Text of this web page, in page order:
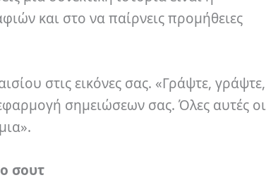
και στο να παίρνεις προμήθειες
στις εικόνες σας. «Γράψτε, γράψτε,
σημειώσεων σας. Όλες αυτές οι
σουτ